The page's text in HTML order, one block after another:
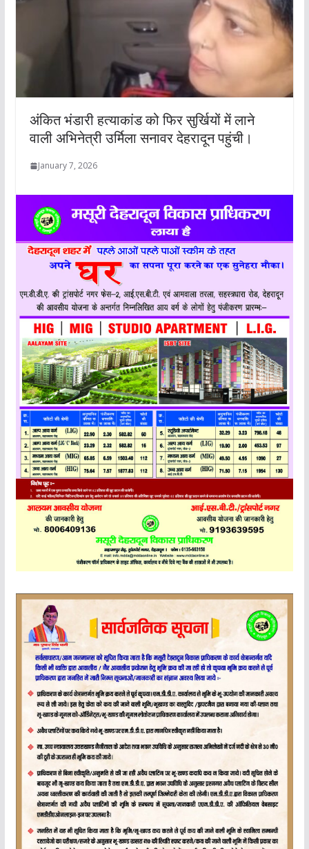
अंकित भंडारी हत्याकांड को फिर सुर्खियों में लाने
वाली अभिनेत्री उर्मिला सनावर देहरादून पहुंची।
January 7, 2026